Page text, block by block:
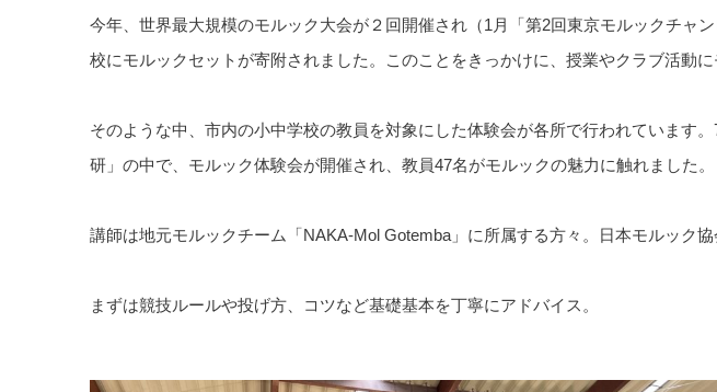
今年、世界最大規模のモルック大会が２回開催され（1月「第2回東京モルックチャ
校にモルックセットが寄附されました。このことをきっかけに、授業やクラブ活動
そのような中、市内の小中学校の教員を対象にした体験会が各所で行われています
研」の中で、モルック体験会が開催され、教員47名がモルックの魅力に触れました
講師は地元モルックチーム「NAKA-Mol Gotemba」に所属する方々。日本モルック
まずは競技ルールや投げ方、コツなど基礎基本を丁寧にアドバイス。